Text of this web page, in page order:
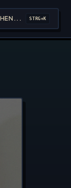
STRG+K